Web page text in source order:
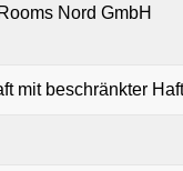
interaktiven Krimi
sowie das JGA
Rätselspass
Nord GmbH
mit beschränkter